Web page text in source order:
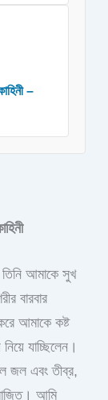
–
তিনি আমাকে সুখ
বারবার
আমাকে কষ্ট
যাচ্ছিলেন।
জল এবং তীব্র,
আমি